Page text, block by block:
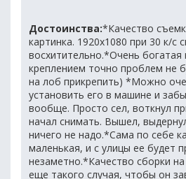
Достоинства:*Качество
картинка. 1920x1080 при 30 к/c
восхитительно.*Очень богатая
креплением точно проблем не
на лоб прикрепить) *Можно
установить его в машине и
вообще. Просто сел, воткнул
начал снимать. Вышел,
ничего не надо.*Сама по себе
маленькая, и с улицы ее будет
незаметно.*Качество сборки
еще такого случая, чтобы он